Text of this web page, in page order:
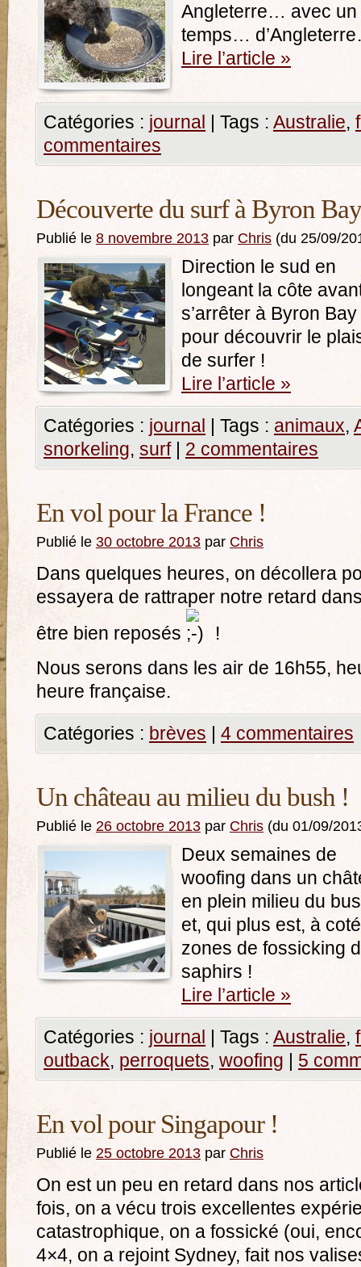
Angleterre… avec un
temps…
Lire l’article »
Catégories : journal | Tags : Australie,
commentaires
Découverte du surf à Byron Bay
Publié le 8 novembre 2013 par Chris (du 25/09/
Direction le sud en
longeant la côte
s’arrêter à Byron Bay
pour découvrir le
de surfer !
Lire l’article »
Catégories : journal | Tags : animaux,
snorkeling, surf | 2 commentaires
En vol pour la France !
Publié le 30 octobre 2013 par Chris
Dans quelques heures, on décollera
essayera de rattraper notre retard
être bien reposés
!
Nous serons dans les air de 16h55,
heure française.
Catégories : brèves | 4 commentaires
Un château au milieu du bush !
Publié le 26 octobre 2013 par Chris (du 01/09/
Deux semaines de
woofing dans un
en plein milieu du
et, qui plus est, à
zones de fossicking
saphirs !
Lire l’article »
Catégories : journal | Tags : Australie,
outback, perroquets, woofing | 5
En vol pour Singapour !
Publié le 25 octobre 2013 par Chris
On est un peu en retard dans nos
fois, on a vécu trois excellentes
catastrophique, on a fossické (oui,
4×4, on a rejoint Sydney, fait nos